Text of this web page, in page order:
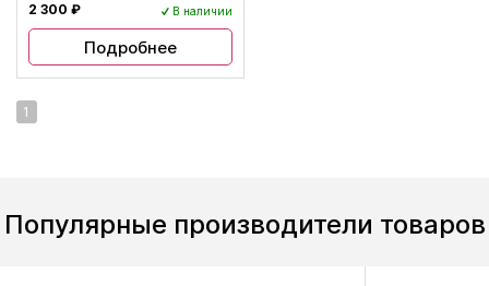
2 300 ₽ В наличии
Подробнее
1
Популярные производители товаров